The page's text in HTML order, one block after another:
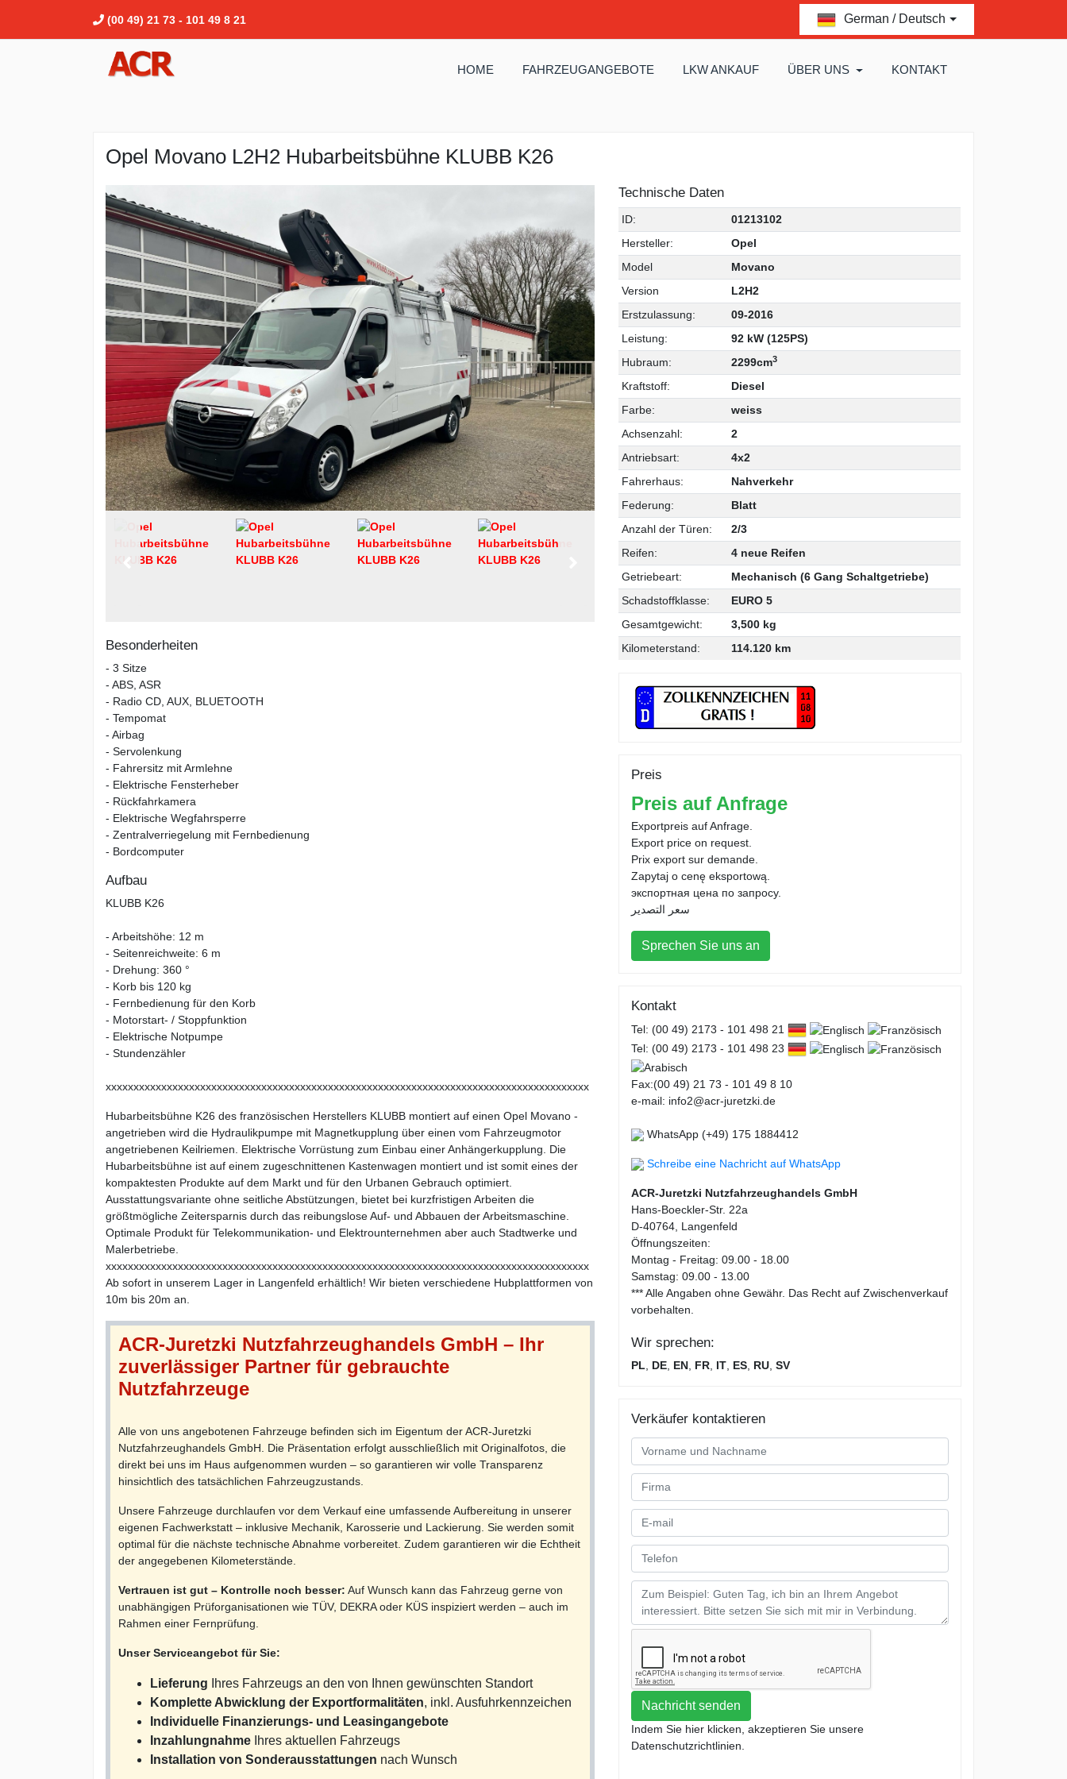
(00 49) 21 73 - 101 49 8 21 German / Deutsch
HOME FAHRZEUGANGEBOTE LKW ANKAUF ÜBER UNS KONTAKT
Opel Movano L2H2 Hubarbeitsbühne KLUBB K26
Besonderheiten
- 3 Sitze
- ABS, ASR
- Radio CD, AUX, BLUETOOTH
- Tempomat
- Airbag
- Servolenkung
- Fahrersitz mit Armlehne
- Elektrische Fensterheber
- Rückfahrkamera
- Elektrische Wegfahrsperre
- Zentralverriegelung mit Fernbedienung
- Bordcomputer
Aufbau
KLUBB K26
- Arbeitshöhe: 12 m
- Seitenreichweite: 6 m
- Drehung: 360 °
- Korb bis 120 kg
- Fernbedienung für den Korb
- Motorstart- / Stoppfunktion
- Elektrische Notpumpe
- Stundenzähler
xxxxxxxxxxxxxxxxxxxxxxxxxxxxxxxxxxxxxxxxxxxxxxxxxxxxxxxxxxxxxxxxxxxxxxxxxxxxxxxxxxxxxxx
Hubarbeitsbühne K26 des französischen Herstellers KLUBB montiert auf einen Opel Movano -
angetrieben wird die Hydraulikpumpe mit Magnetkupplung über einen vom Fahrzeugmotor
angetriebenen Keilriemen. Elektrische Vorrüstung zum Einbau einer Anhängerkupplung. Die
Hubarbeitsbühne ist auf einem zugeschnittenen Kastenwagen montiert und ist somit eines der
kompaktesten Produkte auf dem Markt und für den Urbanen Gebrauch optimiert.
Ausstattungsvariante ohne seitliche Abstützungen, bietet bei kurzfristigen Arbeiten die
größtmögliche Zeitersparnis durch das reibungslose Auf- und Abbauen der Arbeitsmaschine.
Optimale Produkt für Telekommunikation- und Elektrounternehmen aber auch Stadtwerke und
Malerbetriebe.
xxxxxxxxxxxxxxxxxxxxxxxxxxxxxxxxxxxxxxxxxxxxxxxxxxxxxxxxxxxxxxxxxxxxxxxxxxxxxxxxxxxxxxx
Ab sofort in unserem Lager in Langenfeld erhältlich! Wir bieten verschiedene Hubplattformen von
10m bis 20m an.
ACR-Juretzki Nutzfahrzeughandels GmbH – Ihr
zuverlässiger Partner für gebrauchte
Nutzfahrzeuge
Alle von uns angebotenen Fahrzeuge befinden sich im Eigentum der ACR-Juretzki
Nutzfahrzeughandels GmbH. Die Präsentation erfolgt ausschließlich mit Originalfotos, die
direkt bei uns im Haus aufgenommen wurden – so garantieren wir volle Transparenz
hinsichtlich des tatsächlichen Fahrzeugzustands.
Unsere Fahrzeuge durchlaufen vor dem Verkauf eine umfassende Aufbereitung in unserer
eigenen Fachwerkstatt – inklusive Mechanik, Karosserie und Lackierung. Sie werden somit
optimal für die nächste technische Abnahme vorbereitet. Zudem garantieren wir die Echtheit
der angegebenen Kilometerstände.
Vertrauen ist gut – Kontrolle noch besser: Auf Wunsch kann das Fahrzeug gerne von
unabhängigen Prüforganisationen wie TÜV, DEKRA oder KÜS inspiziert werden – auch im
Rahmen einer Fernprüfung.
Unser Serviceangebot für Sie:
Lieferung Ihres Fahrzeugs an den von Ihnen gewünschten Standort
Komplette Abwicklung der Exportformalitäten, inkl. Ausfuhrkennzeichen
Individuelle Finanzierungs- und Leasingangebote
Inzahlungnahme Ihres aktuellen Fahrzeugs
Installation von Sonderausstattungen nach Wunsch
Technische Daten
ID:
01213102
Hersteller:
Opel
Model
Movano
Version
L2H2
Erstzulassung:
09-2016
Leistung:
92 kW (125PS)
Hubraum:
2299cm3
Kraftstoff:
Diesel
Farbe:
weiss
Achsenzahl:
2
Antriebsart:
4x2
Fahrerhaus:
Nahverkehr
Federung:
Blatt
Anzahl der Türen:
2/3
Reifen:
4 neue Reifen
Getriebeart:
Mechanisch (6 Gang Schaltgetriebe)
Schadstoffklasse:
EURO 5
Gesamtgewicht:
3,500 kg
Kilometerstand:
114.120 km
Preis
Preis auf Anfrage
Exportpreis auf Anfrage.
Export price on request.
Prix export sur demande.
Zapytaj o cenę eksportową.
экспортная цена по запросу.
سعر التصدير
Sprechen Sie uns an
Kontakt
Tel: (00 49) 2173 - 101 498 21
Tel: (00 49) 2173 - 101 498 23
Fax:(00 49) 21 73 - 101 49 8 10
e-mail: info2@acr-juretzki.de
WhatsApp (+49) 175 1884412
Schreibe eine Nachricht auf WhatsApp
ACR-Juretzki Nutzfahrzeughandels GmbH
Hans-Boeckler-Str. 22a
D-40764, Langenfeld
Öffnungszeiten:
Montag - Freitag: 09.00 - 18.00
Samstag: 09.00 - 13.00
*** Alle Angaben ohne Gewähr. Das Recht auf Zwischenverkauf
vorbehalten.
Wir sprechen:
PL DE EN FR IT ES RU ,SV
Verkäufer kontaktieren
Nachricht senden
Indem Sie hier klicken, akzeptieren Sie unsere
Datenschutzrichtlinien.